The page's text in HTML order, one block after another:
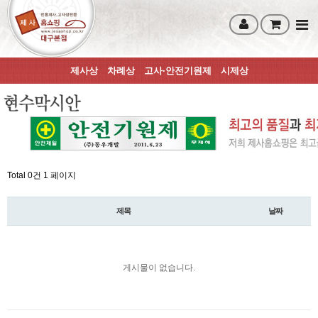
제사상 차례상 고사·안전기원제 시제상
Total 0건 1 페이지
제목 날짜
게시물이 없습니다.